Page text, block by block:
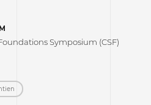
Symposium (CSF)